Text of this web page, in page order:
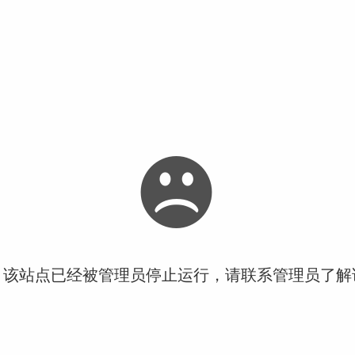
站点已经被管理员停止运行，请联系管理员了